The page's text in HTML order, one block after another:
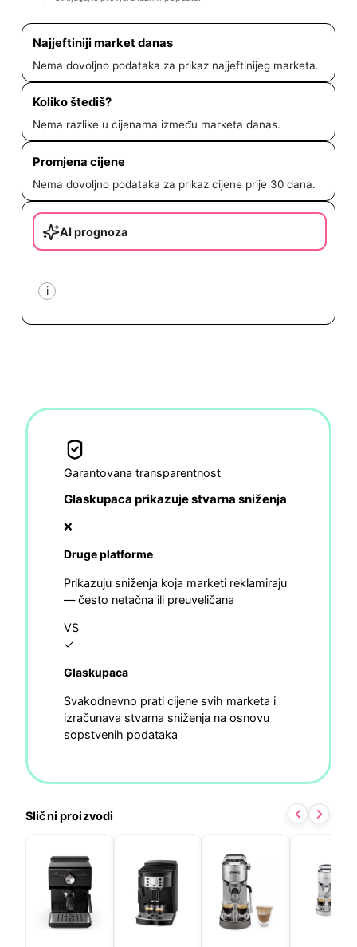
Najjeftiniji market danas
Nema dovoljno podataka za prikaz najjeftinijeg marketa.
Koliko štediš?
Nema razlike u cijenama između marketa danas.
Promjena cijene
Nema dovoljno podataka za prikaz cijene prije 30 dana.
AI prognoza
i
Garantovana transparentnost
Glaskupaca prikazuje stvarna sniženja
❌
Druge platforme
Prikazuju sniženja koja marketi reklamiraju
— često netačna ili preuveličana
VS
✓
Glaskupaca
Svakodnevno prati cijene svih marketa i
izračunava stvarna sniženja na osnovu
sopstvenih podataka
Slični proizvodi